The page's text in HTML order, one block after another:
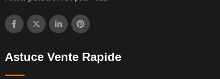
Astuce Vente Rapide